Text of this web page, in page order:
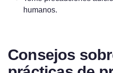
humanos.
Consejos